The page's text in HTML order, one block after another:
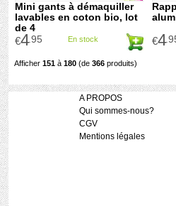
Mini gants à démaquiller
lavables en coton bio, lot
de 4
€4 .95 En stock €4
Afficher 151 à 180 (de 366 produits)
A PROPOS
Qui sommes-nous?
CGV
Mentions légales